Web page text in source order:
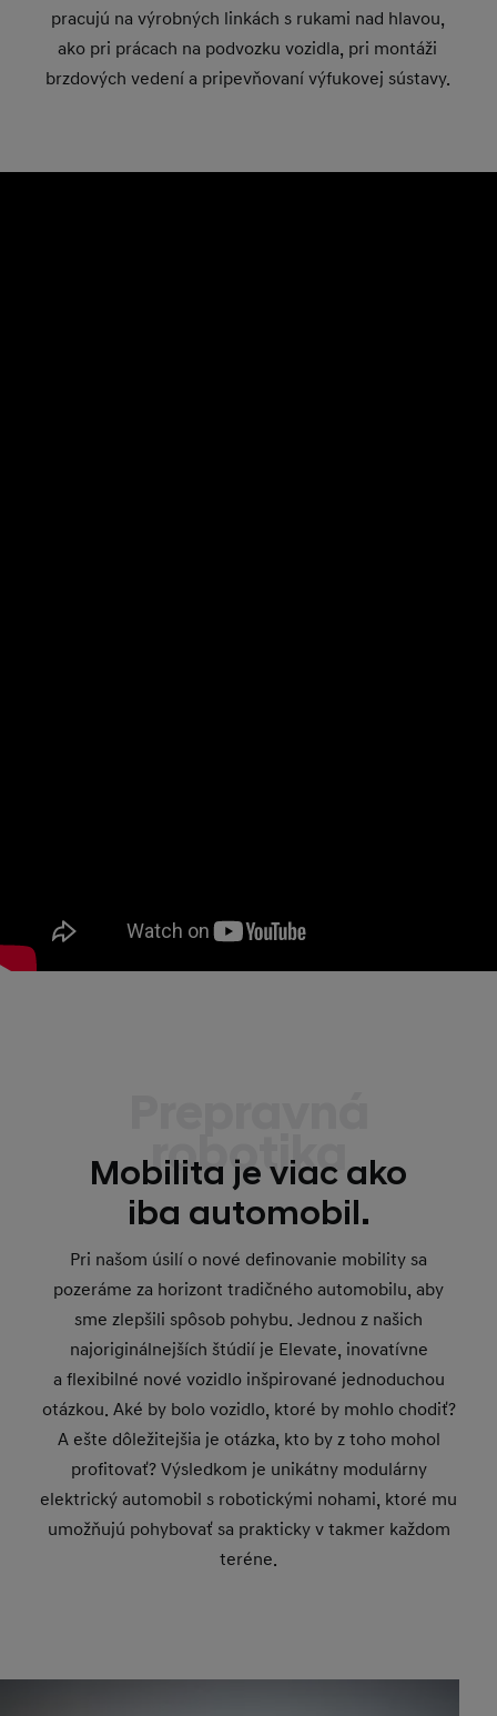
pracujú na výrobných linkách s rukami nad hlavou,
ako pri prácach na podvozku vozidla, pri montáži
brzdových vedení a pripevňovaní výfukovej sústavy.
robotika
Mobilita je viac ako
iba automobil.
Pri našom úsilí o nové definovanie mobility sa
pozeráme za horizont tradičného automobilu, aby
sme zlepšili spôsob pohybu. Jednou z našich
najoriginálnejších štúdií je Elevate, inovatívne
a flexibilné nové vozidlo inšpirované jednoduchou
otázkou. Aké by bolo vozidlo, ktoré by mohlo chodiť?
A ešte dôležitejšia je otázka, kto by z toho mohol
profitovať? Výsledkom je unikátny modulárny
elektrický automobil s robotickými nohami, ktoré mu
umožňujú pohybovať sa prakticky v takmer každom
teréne.